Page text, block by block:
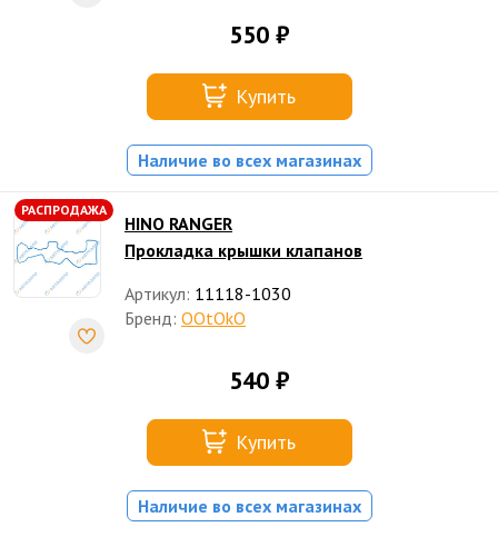
550 ₽
Купить
Наличие во всех магазинах
РАСПРОДАЖА
HINO RANGER
Прокладка крышки клапанов
Артикул: 11118-1030
Бренд: OOtOkO
540 ₽
Купить
Наличие во всех магазинах